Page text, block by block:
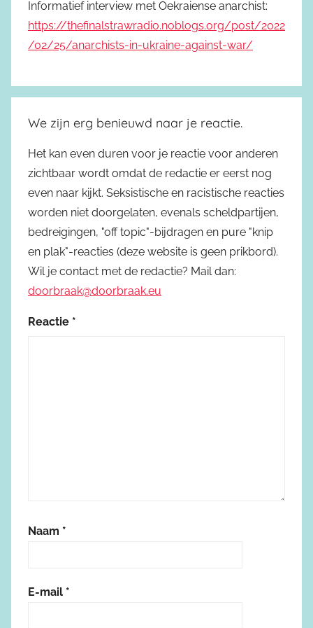
Informatief interview met Oekraiense anarchist:
https://thefinalstrawradio.noblogs.org/post/2022
/02/25/anarchists-in-ukraine-against-war/
We zijn erg benieuwd naar je reactie.
Het kan even duren voor je reactie voor anderen
zichtbaar wordt omdat de redactie er eerst nog
even naar kijkt. Seksistische en racistische reacties
worden niet doorgelaten, evenals scheldpartijen,
bedreigingen, "off topic"-bijdragen en pure "knip
en plak"-reacties (deze website is geen prikbord).
Wil je contact met de redactie? Mail dan:
doorbraak@doorbraak.eu
Reactie *
Naam *
E-mail *